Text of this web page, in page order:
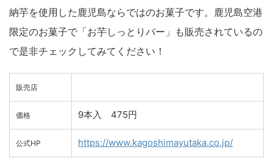
納芋を使用した鹿児島ならではのお菓子です。鹿児島空港
限定のお菓子で「お芋しっとりバー」も販売されているの
で是非チェックしてみてください！
販売店
価格 9本入 475円
公式HP https://www.kagoshimayutaka.co.jp/